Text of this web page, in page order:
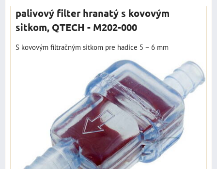
palivový filter hranatý s kovovým
sitkom, QTECH - M202-000
S kovovým filtračným sitkom pre hadice 5 – 6 mm